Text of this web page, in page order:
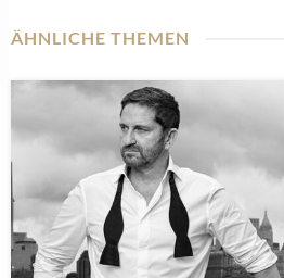
ÄHNLICHE THEMEN